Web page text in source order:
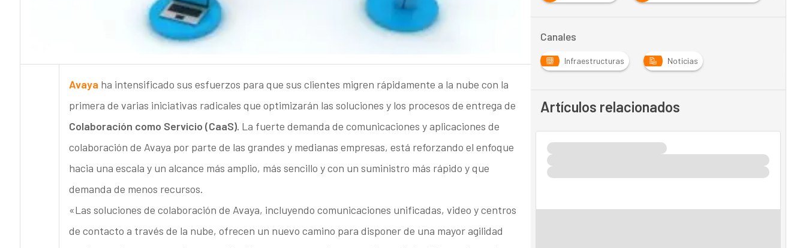
Avaya ha intensificado sus esfuerzos para que sus clientes migren rápidamente a la nube con la
primera de varias iniciativas radicales que optimizarán las soluciones y los procesos de entrega de
Colaboración como Servicio (CaaS). La fuerte demanda de comunicaciones y aplicaciones de
colaboración de Avaya por parte de las grandes y medianas empresas, está reforzando el enfoque
hacia una escala y un alcance más amplio, más sencillo y con un suministro más rápido y que
demanda de menos recursos.
«Las soluciones de colaboración de Avaya, incluyendo comunicaciones unificadas, video y centros
de contacto a través de la nube, ofrecen un nuevo camino para disponer de una mayor agilidad
Canales
Infraestructuras Noticias
Artículos relacionados